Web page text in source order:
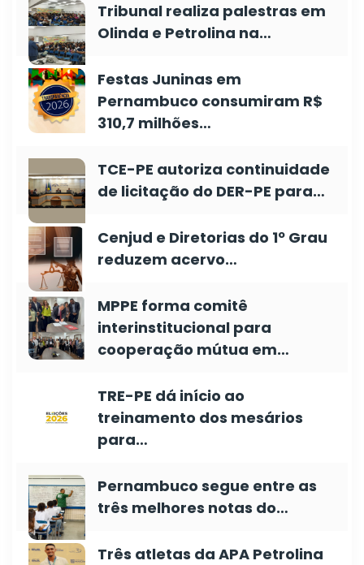
Tribunal realiza palestras em
Olinda e Petrolina na…
Festas Juninas em
Pernambuco consumiram R$
310,7 milhões…
TCE-PE autoriza continuidade
de licitação do DER-PE para…
Cenjud e Diretorias do 1º Grau
reduzem acervo…
MPPE forma comitê
interinstitucional para
cooperação mútua em…
TRE-PE dá início ao
treinamento dos mesários
para…
Pernambuco segue entre as
três melhores notas do…
Três atletas da APA Petrolina